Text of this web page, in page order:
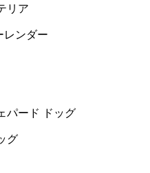
リア
レンダー
パード ドッグ
グ